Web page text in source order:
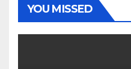
YOU MISSED